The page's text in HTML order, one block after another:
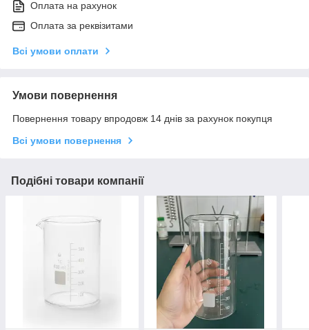
Оплата на рахунок
Оплата за реквізитами
Всі умови оплати
Умови повернення
Повернення товару впродовж 14 днів за рахунок покупця
Всі умови повернення
Подібні товари компанії